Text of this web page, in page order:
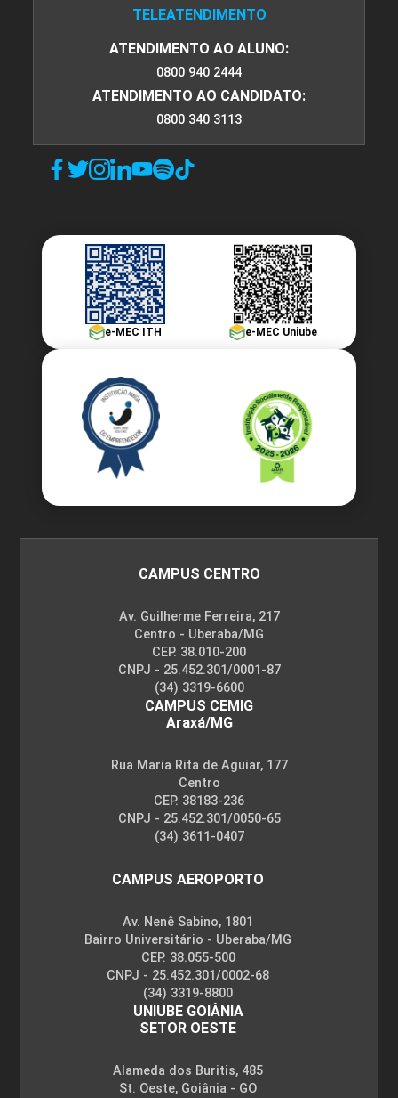
10h
Estratégia em Experiência do Usuário
(UX)
Ferramentas de Web Analytics e
Experiência do Usuário
A LGPD Aplicada ao Marketing
10h
TELEATENDIMENTO
ATENDIMENTO AO ALUNO:
0800 940 2444
ATENDIMENTO AO CANDIDATO:
0800 340 3113
e-MEC ITH e-MEC Uniube
CAMPUS CENTRO
Av. Guilherme Ferreira, 217
Centro - Uberaba/MG
CEP. 38.010-200
CNPJ - 25.452.301/0001-87
(34) 3319-6600
CAMPUS CEMIG
Araxá/MG
Rua Maria Rita de Aguiar, 177
Centro
CEP. 38183-236
CNPJ - 25.452.301/0050-65
(34) 3611-0407
CAMPUS AEROPORTO
Av. Nenê Sabino, 1801
Bairro Universitário - Uberaba/MG
CEP. 38.055-500
CNPJ - 25.452.301/0002-68
(34) 3319-8800
UNIUBE GOIÂNIA
SETOR OESTE
Alameda dos Buritis, 485
St. Oeste, Goiânia - GO